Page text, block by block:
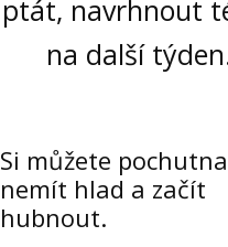
ptát, navrhnout
na další
Si můžete
nemít hlad a začít
hubnout.